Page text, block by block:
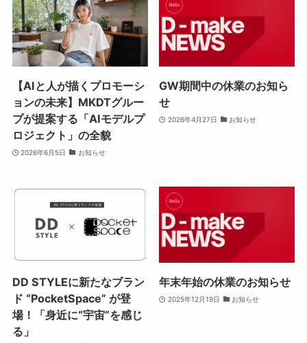
【AIと人が描くプロモーシ
ョンの未来】MKDTグルー
プが提案する「AIモデルプ
ロジェクト」の全貌
2026年6月5日 お知らせ
GW期間中の休業のお知ら
せ
2026年4月27日 お知らせ
DD STYLEに新たなブラン
ド “PocketSpace” が登
場！「身近に“宇宙”を感じ
る」
年末年始の休業のお知らせ
2025年12月19日 お知らせ